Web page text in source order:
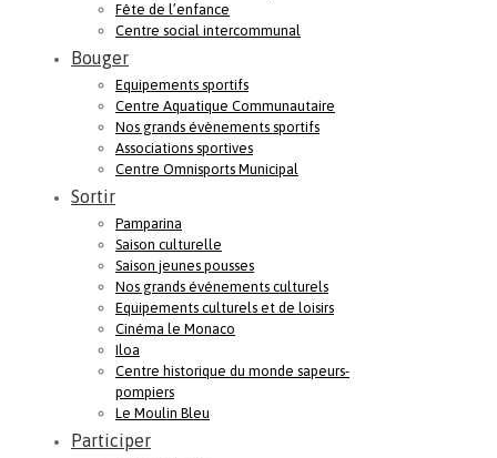
Fête de l’enfance
Centre social intercommunal
Bouger
Equipements sportifs
Centre Aquatique Communautaire
Nos grands évènements sportifs
Associations sportives
Centre Omnisports Municipal
Sortir
Pamparina
Saison culturelle
Saison jeunes pousses
Nos grands événements culturels
Equipements culturels et de loisirs
Cinéma le Monaco
Iloa
Centre historique du monde sapeurs-
pompiers
Le Moulin Bleu
Participer